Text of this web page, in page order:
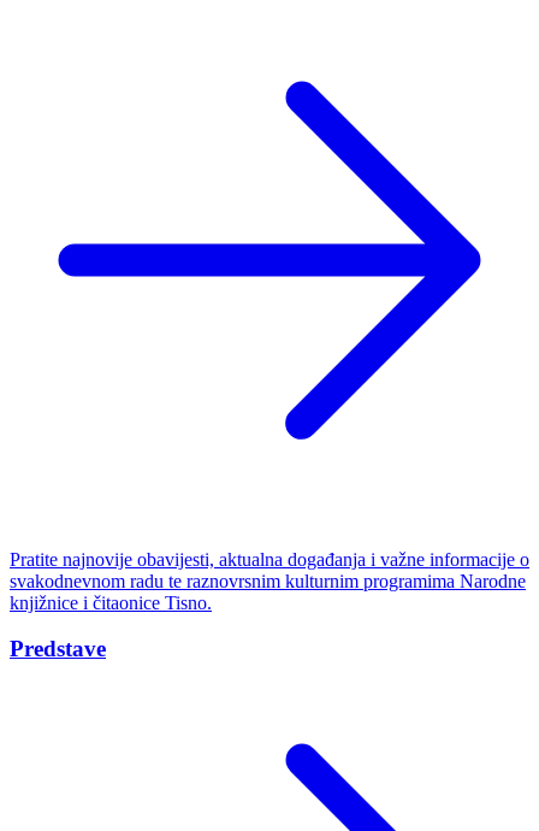
Pratite najnovije obavijesti, aktualna događanja i važne informacije o
svakodnevnom radu te raznovrsnim kulturnim programima Narodne
knjižnice i čitaonice Tisno.
Predstave